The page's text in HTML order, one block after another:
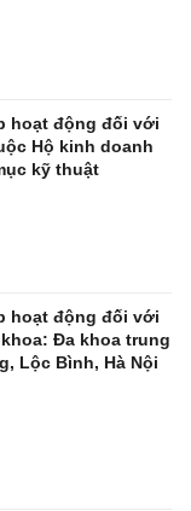
hoạt động đối với
Hộ kinh doanh
kỹ thuật
hoạt động đối với
Đa khoa trung
Lộc Bình, Hà Nội